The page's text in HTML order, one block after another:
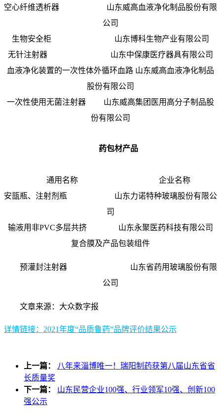
空心纤维透析器 山东威高血液净化制品股份有限
公司
生物安全柜 山东博科生物产业有限公司
无针注射器 山东中保康医疗器具有限公司
血液净化装置的一次性体外循环血路 山东威高血液净化制品
股份有限公司
一次性使用无菌注射器 山东威高集团医用高分子制品股
份有限公司
药包材产品
通用名称 企业名称
安瓿瓶、注射剂瓶 山东力诺特种玻璃股份有限公
司
输液用非PVC多层共挤 山东永聚医药科技有限公司
复合膜及产品包装组件
预灌封注射器 山东省药用玻璃股份有限
公司
文章来源：大众数字报
详情链接：2021年度“品质鲁药”品牌评价结果公示
上一篇：
八年来淄博唯一！瑞阳制药获第八届山东省省
长质量奖
下一篇：
山东民营企业100强、行业领军10强、创新100
强公示